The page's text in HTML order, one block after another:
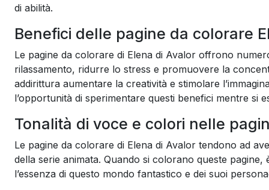
di abilità.
Benefici delle pagine da colorare
Le pagine da colorare di Elena di Avalor offrono
rilassamento, ridurre lo stress e promuovere la
addirittura aumentare la creatività e stimolare
l’opportunità di sperimentare questi benefici mentre si
Tonalità di voce e colori nelle
Le pagine da colorare di Elena di Avalor tendono ad
della serie animata. Quando si colorano queste
l’essenza di questo mondo fantastico e dei suoi